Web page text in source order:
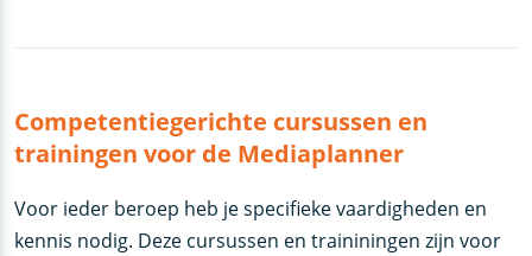
Competentiegerichte cursussen en
trainingen voor de Mediaplanner
Voor ieder beroep heb je specifieke vaardigheden en
kennis nodig. Deze cursussen en traininingen zijn voor